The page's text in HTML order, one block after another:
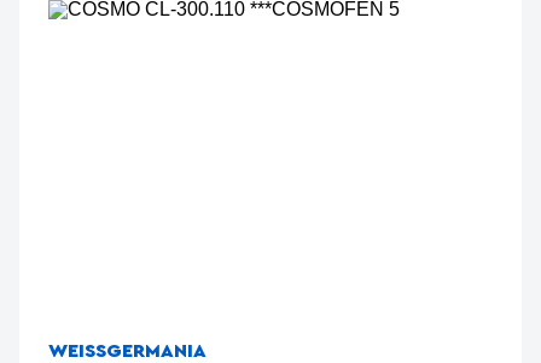
WEISSGERMANIA